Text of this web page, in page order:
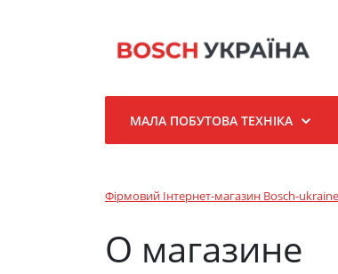
МАЛА ПОБУТОВА ТЕХНІКА
Фірмовий Інтернет-магазин Bosch-
О магазине